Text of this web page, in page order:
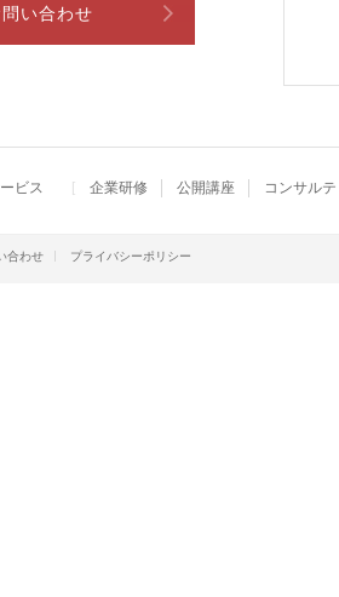
問い合わせ
ビス 企業研修 公開講座 コンサル
合わせ プライバシーポリシー